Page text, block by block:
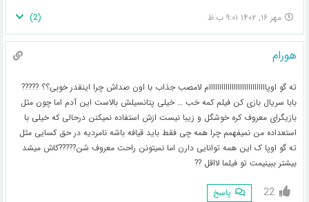
مهر ۱۶, ۱۴۰۲ ۹:۰۱ ب.ظ (
2
)
هورام
ته گو اوپاااااااااااااااااااااااااااام لامصب جذاب با اون صداش چرا اینقدر خوبی؟؟ ?????
بابا سریال بازی کن فیلم کمه خب … خیلی پتانسیلش بالاست این آدم اما چون مثل
بازیگرای معروف کره خوشگل و زیبا نیست ازش استفاده نمیکنن درحالی که خیلی با
استعداده من نمیفهمم چرا همه چی فقط باید قیافه باشه نامردیه در حق کسایی مثل
ته گو اوپا ک این همه توانایی دارن اما نمیتونن راحت معروف شن?????کاش میشد
بیشتر ببینیمت تو فیلما لااقل ??
22 پاسخ